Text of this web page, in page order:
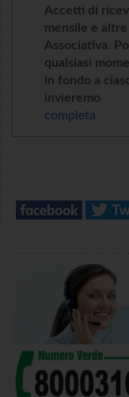
Accetti di
mensile e
Associativa.
qualsiasi
in fondo a
invieremo
completa